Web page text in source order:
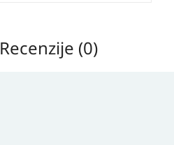
Recenzije (0)